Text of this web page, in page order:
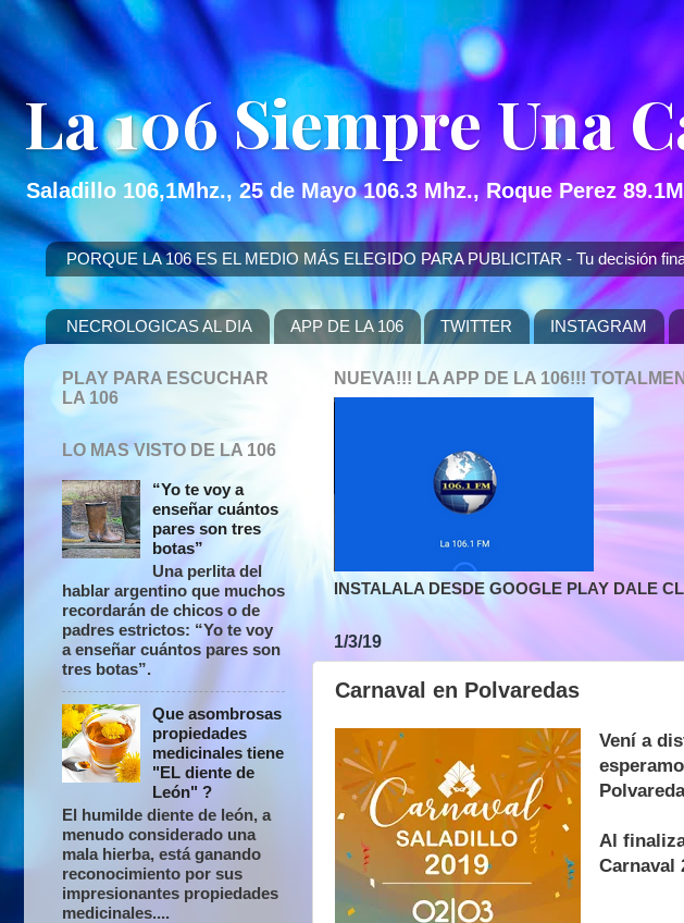
La 106 Siempre Una
Saladillo 106,1Mhz., 25 de Mayo 106.3 Mhz., Roque Perez
PORQUE LA 106 ES EL MEDIO MÁS ELEGIDO PARA PUBLICITAR - Tu decisión
NECROLOGICAS AL DIA APP DE LA 106 TWITTER INSTAGRAM
NUEVA!!! LA APP DE LA 106!!!
INSTALALA DESDE GOOGLE PLAY DALE
1/3/19
Carnaval en Polvaredas
Vení a
Al
Carnaval
PLAY PARA ESCUCHAR
LA 106
LO MAS VISTO DE LA 106
“Yo te voy a
enseñar cuántos
pares son tres
botas”
Una perlita del
hablar argentino que muchos
recordarán de chicos o de
padres estrictos: “Yo te voy
a enseñar cuántos pares son
tres botas”.
Que asombrosas
propiedades
medicinales tiene
"EL diente de
León" ?
El humilde diente de león, a
menudo considerado una
mala hierba, está ganando
reconocimiento por sus
impresionantes propiedades
medicinales....